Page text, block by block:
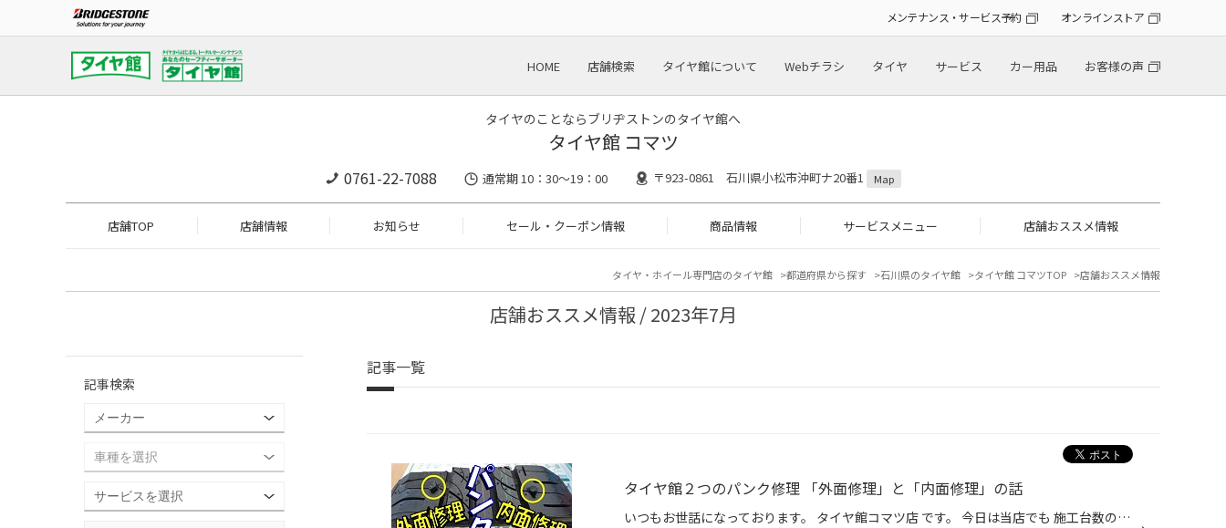
メンテナンス・サービス予約 オンラインストア
HOME 店舗検索 タイヤ館について Webチラシ タイヤ サービス カー用品 お客様の声
タイヤのことならブリヂストンのタイヤ館へ
タイヤ館 コマツ
0761-22-7088 通常期 10：30～19：00 〒923-0861 石川県小松市沖町ナ20番1 Map
店舗TOP 店舗情報 お知らせ セール・クーポン情報 商品情報 サービスメニュー 店舗おススメ情報
タイヤ・ホイール専門店のタイヤ館 都道府県から探す 石川県のタイヤ館 タイヤ館 コマツTOP 店舗おススメ情報
店舗おススメ情報 / 2023年7月
記事一覧
タイヤ館２つのパンク修理 「外面修理」と「内面修理」の話
いつもお世話になっております。 タイヤ館コマツ店 です。 今日は当店でも 施工台数の多い作業である ”パンク修理”についてご紹介。 パンク修理も施工方法が２つあります。 それが、外面修理と内面修理です。 今日は解説回で～す (´ω`) ◆◇ タイヤ館コマツのパンク修理 「外面修理」と「内面修理」に...
記事検索